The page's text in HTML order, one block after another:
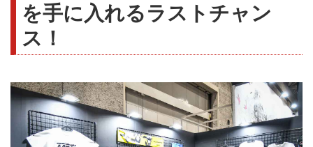
を手に入れるラストチャン
ス！